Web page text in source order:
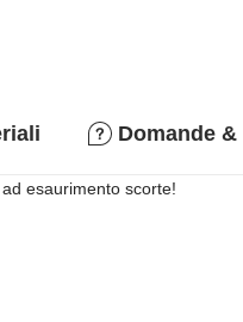
Domande
esaurimento scorte!